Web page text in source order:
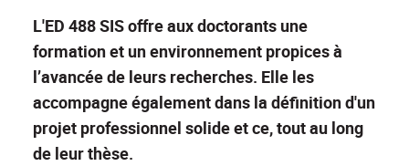
L'ED 488 SIS offre aux doctorants une
formation et un environnement propices à
l’avancée de leurs recherches. Elle les
accompagne également dans la définition d'un
projet professionnel solide et ce, tout au long
de leur thèse.